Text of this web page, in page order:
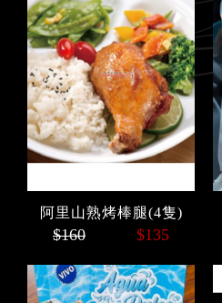
阿里山熟烤棒腿(4隻)
$160 $135